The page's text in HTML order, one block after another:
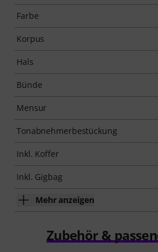
Farbe
Korpus
Hals
Bünde
Mensur
Tonabnehmerbestückung
Inkl. Koffer
Inkl. Gigbag
Mehr anzeigen
Zubehör &